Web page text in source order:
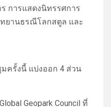
การแสดงนิทรรศการ
ยานธรณีโลกสตูล และ
ครั้งนี้ แบ่งออก 4 ส่วน
Geopark Council ที่